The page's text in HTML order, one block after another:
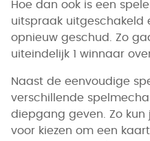
Hoe dan ook is een
uitspraak uitgeschakeld
opnieuw geschud. Zo
uiteindelijk 1 winnaar
Naast de eenvoudige
verschillende
diepgang geven. Zo
voor kiezen om een